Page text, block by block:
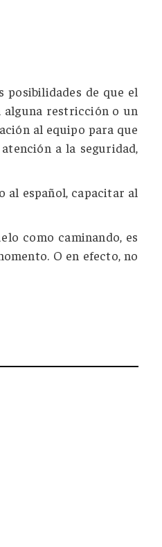
posibilidades de que el
alguna restricción o un
al equipo para que
a la seguridad,
al español, capacitar al
como caminando, es
O en efecto, no